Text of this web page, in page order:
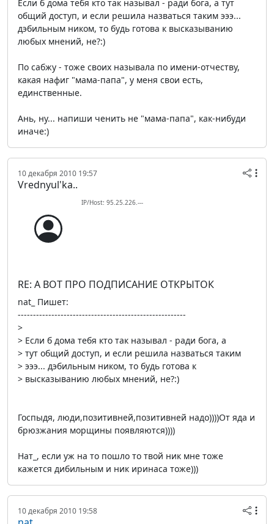
Если б дома тебя кто так называл - ради бога, а тут
общий доступ, и если решила назваться таким эээ...
дэбильным ником, то будь готова к высказыванию
любых мнений, не?:)
По сабжу - тоже своих называла по имени-отчеству,
какая нафиг "мама-папа", у меня свои есть,
единственные.
Ань, ну... напиши ченить не "мама-папа", как-нибуди
иначе:)
10 декабря 2010 19:57
Vrednyul'ka..
IP/Host: 95.25.226.---
RE: А ВОТ ПРО ПОДПИСАНИЕ ОТКРЫТОК
nat_ Пишет:
-------------------------------------------------------
>
> Если б дома тебя кто так называл - ради бога, а
> тут общий доступ, и если решила назваться таким
> эээ... дэбильным ником, то будь готова к
> высказыванию любых мнений, не?:)
Госпыдя, люди,позитивней,позитивней надо))))От яда и
брюзжания морщины появляются))))
Нат_, если уж на то пошло то твой ник мне тоже
кажется дибильным и ник иринаса тоже)))
10 декабря 2010 19:58